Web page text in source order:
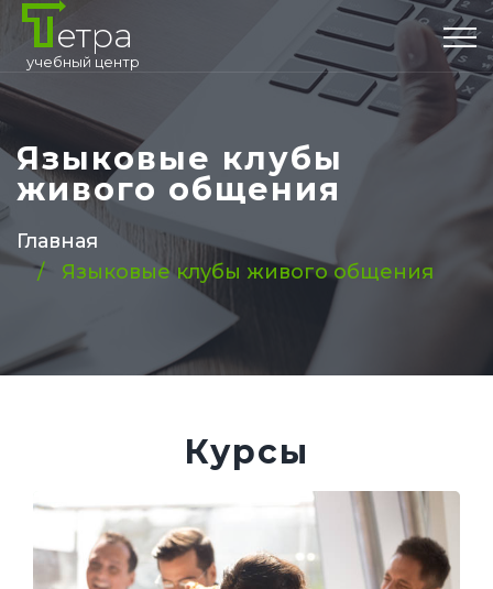
етра
учебный центр
Языковые клубы
живого общения
Главная
Языковые клубы живого общения
Курсы
Абонемент разговорный клуб